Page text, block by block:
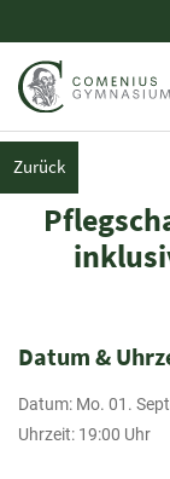
Zurück
Datum &
Datum: Mo. 01.
Uhrzeit: 19:00 Uhr